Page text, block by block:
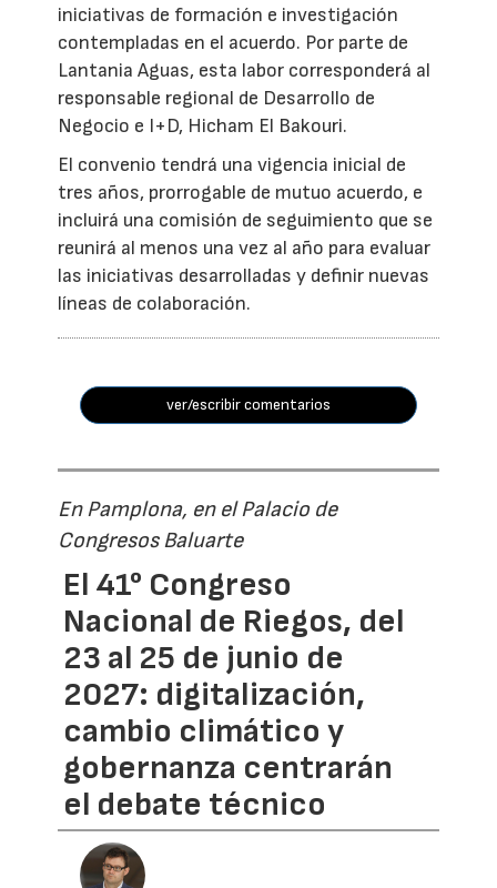
iniciativas de formación e investigación
contempladas en el acuerdo. Por parte de
Lantania Aguas, esta labor corresponderá al
responsable regional de Desarrollo de
Negocio e I+D, Hicham El Bakouri.
El convenio tendrá una vigencia inicial de
tres años, prorrogable de mutuo acuerdo, e
incluirá una comisión de seguimiento que se
reunirá al menos una vez al año para evaluar
las iniciativas desarrolladas y definir nuevas
líneas de colaboración.
ver/escribir comentarios
En Pamplona, en el Palacio de
Congresos Baluarte
El 41° Congreso
Nacional de Riegos, del
23 al 25 de junio de
2027: digitalización,
cambio climático y
gobernanza centrarán
el debate técnico